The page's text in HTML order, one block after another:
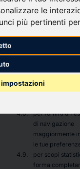
le
più pertinenti
impostazioni
in ogni caso il
revocare il
comunicazione;
per sviluppare,
migliorare le
per fornirti
di navigazione
maggiormente
le tue
per scopi
forma